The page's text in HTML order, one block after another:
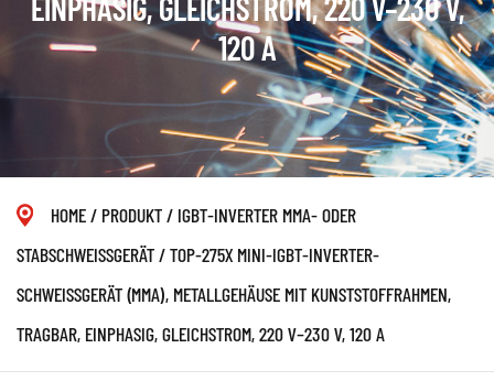
20 A
HOME/ PRODUKT/ IGBT-INVERTER MMA- ODER
STABSCHWEISSGERÄT /TOP-275X MINI-IGBT-INVERTER-
SCHWEISSGERÄT (MMA), METALLGEHÄUSE MIT KUNSTSTOFFRAHMEN, T
RAGBAR, EINPHASIG, GLEICHSTROM, 220 V–230 V, 120 A